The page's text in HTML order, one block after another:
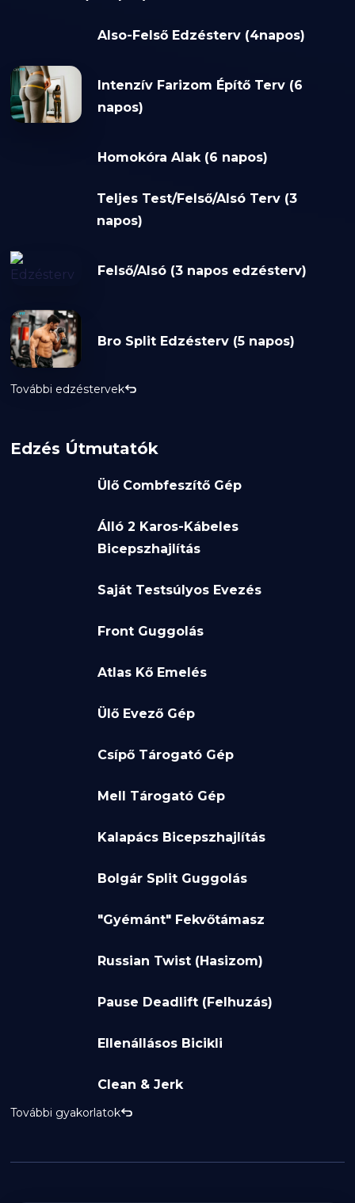
Also-Felső Edzésterv (4napos)
Intenzív Farizom Építő Terv (6
napos)
Homokóra Alak (6 napos)
Teljes Test/Felső/Alsó Terv (3
napos)
Felső/Alsó (3 napos edzésterv)
Bro Split Edzésterv (5 napos)
További edzéstervek
Edzés Útmutatók
Ülő Combfeszítő Gép
Álló 2 Karos-Kábeles
Bicepszhajlítás
Saját Testsúlyos Evezés
Front Guggolás
Atlas Kő Emelés
Ülő Evező Gép
Csípő Tárogató Gép
Mell Tárogató Gép
Kalapács Bicepszhajlítás
Bolgár Split Guggolás
"Gyémánt" Fekvőtámasz
Russian Twist (Hasizom)
Pause Deadlift (Felhuzás)
Ellenállásos Bicikli
Clean & Jerk
További gyakorlatok